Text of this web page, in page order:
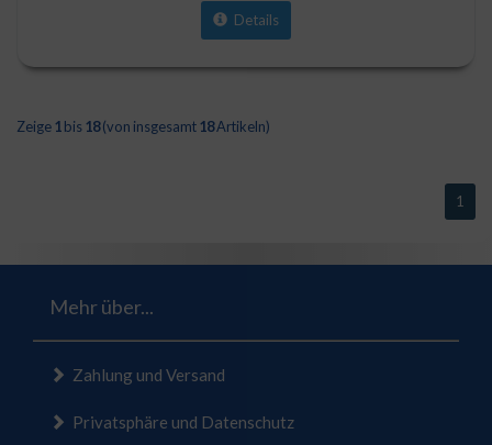
Details
Zeige1 bis18(von insgesamt18Artikeln)
1
Mehr über...
Zahlung und Versand
Privatsphäre und Datenschutz